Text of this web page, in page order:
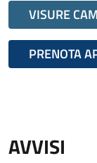
VISURE
PRENOTA
AVVISI